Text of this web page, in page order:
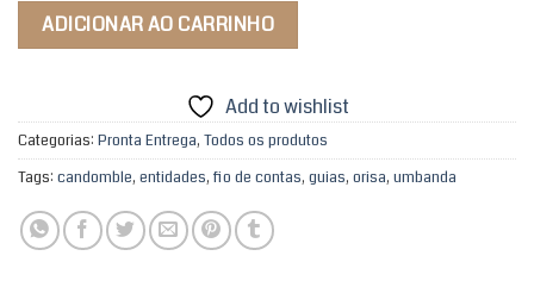
ADICIONAR AO CARRINHO
Add to wishlist
Categorias: Pronta Entrega, Todos os produtos
Tags: candomble, entidades, fio de contas, guias, orisa, umbanda